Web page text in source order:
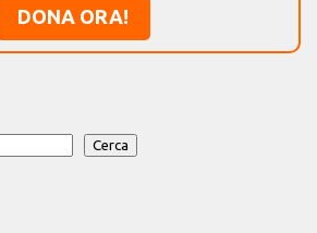
DONA ORA!
Cerca